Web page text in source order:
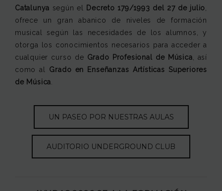
Catalunya según el Decreto 179/1993 del 27 de julio
ofrece un gran abanico de niveles de formación
musical según las necesidades de los alumnos, y
otorga los conocimientos necesarios para acceder a
cualquier curso de Grado Profesional de Música , así
como al Grado en Enseñanzas Artísticas Superiores
de Música
UN PASEO POR NUESTRAS AULAS
AUDITORIO UNDERGROUND CLUB